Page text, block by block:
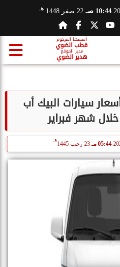
10:44 صـ 22 صفر 1448 هـ
أسسها المرحوم
قطب الضوي
مدير الموقع
هدير الضوي
سيارات البيك أب
05:44 مـ 23 رجب 1445
هـ